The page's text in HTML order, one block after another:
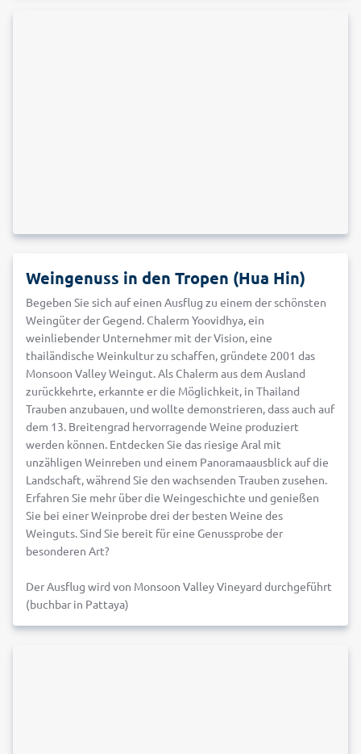
Weingenuss in den Tropen (Hua Hin)
Begeben Sie sich auf einen Ausflug zu einem der schönsten
Weingüter der Gegend. Chalerm Yoovidhya, ein
weinliebender Unternehmer mit der Vision, eine
thailändische Weinkultur zu schaffen, gründete 2001 das
Monsoon Valley Weingut. Als Chalerm aus dem Ausland
zurückkehrte, erkannte er die Möglichkeit, in Thailand
Trauben anzubauen, und wollte demonstrieren, dass auch auf
dem 13. Breitengrad hervorragende Weine produziert
werden können. Entdecken Sie das riesige Aral mit
unzähligen Weinreben und einem Panoramaausblick auf die
Landschaft, während Sie den wachsenden Trauben zusehen.
Erfahren Sie mehr über die Weingeschichte und genießen
Sie bei einer Weinprobe drei der besten Weine des
Weinguts. Sind Sie bereit für eine Genussprobe der
besonderen Art?
Der Ausflug wird von Monsoon Valley Vineyard durchgeführt
(buchbar in Pattaya)